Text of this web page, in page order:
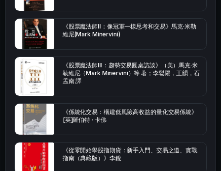
《股票魔法師Ⅱ：像冠軍一樣思考和交易》馬克·米勒
維尼(Mark Minervini)
《股票魔法師Ⅲ：趨勢交易圓桌訪談》（美）馬克·米
勒維尼（Mark Minervini）等 著；李鬆陽，王韻，石
孟南 譯
《係統化交易：構建低風險高收益的量化交易係統》
[英]羅伯特 · 卡佛
《從零開始學股指期貨：新手入門、交易之道、實戰
指南（典藏版）》李銳